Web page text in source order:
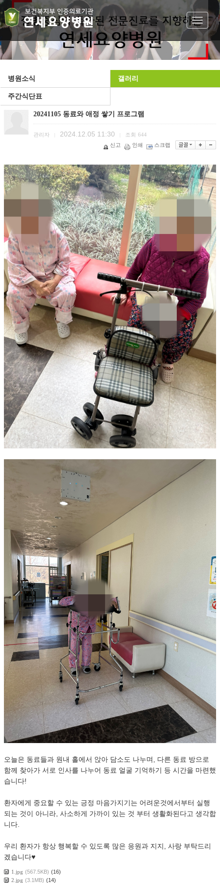
Toggle
병원소식 갤러리
주간식단표
20241105 동료와 애정 쌓기 프로그램
관리자 2024.12.05 11:30 조회 644
신고
인쇄 스크랩
오늘은 동료들과 원내 홀에서 앉아 담소도 나누며, 다른 동료 방으로
함께 찾아가 서로 인사를 나누어 동료 얼굴 기억하기 등 시간을 마련했
습니다!
환자에게 중요할 수 있는 긍정 마음가지기는 어려운것에서부터 실행
되는 것이 아니라, 사소하게 가까이 있는 것 부터 생활화된다고 생각합
니다.
우리 환자가 항상 행복할 수 있도록 많은 응원과 지지, 사랑 부탁드리
겠습니다♥
1.jpg (567.5KB) (16)
2.jpg (3.1MB) (14)